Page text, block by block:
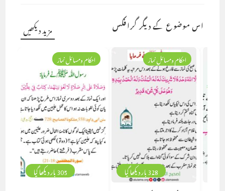
اس موضوع کے دیگر گرافکس مزید دیکھیں
328 بار دیکھا گیا
احکام ومسائل نماز
305 بار دیکھا گیا
احکام ومسائل نماز